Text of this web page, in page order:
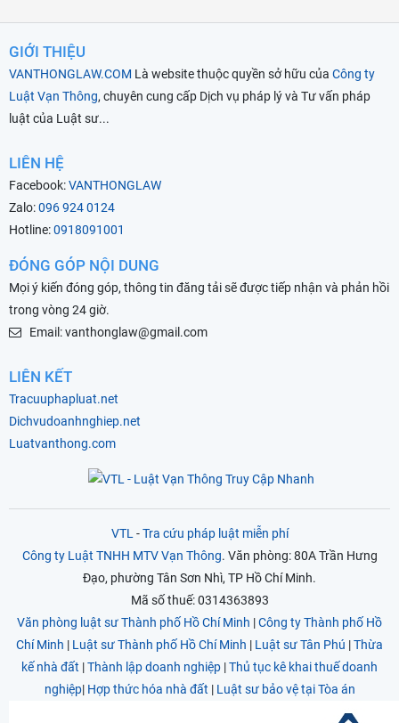
GIỚI THIỆU
VANTHONGLAW.COM Là website thuộc quyền sở hữu của Công ty
Luật Vạn Thông, chuyên cung cấp Dịch vụ pháp lý và Tư vấn pháp
luật của Luật sư...
LIÊN HỆ
Facebook:VANTHONGLAW
Zalo:096 924 0124
Hotline:0918091001
ĐÓNG GÓP NỘI DUNG
Mọi ý kiến đóng góp, thông tin đăng tải sẽ được tiếp nhận và phản hồi
trong vòng 24 giờ.
Email: vanthonglaw@gmail.com
LIÊN KẾT
Tracuuphapluat.net
Dichvudoanhnghiep.net
Luatvanthong.com
VTL -Tra cứu pháp luật miễn phí
Công ty Luật TNHH MTV Vạn Thông. Văn phòng: 80A Trần Hưng
Đạo, phường Tân Sơn Nhì, TP Hồ Chí Minh.
Mã số thuế: 0314363893
Văn phòng luật sư Thành phố Hồ Chí Minh |Công ty Thành phố Hồ
Chí Minh | Luật sư Thành phố Hồ Chí Minh | Luật sư Tân Phú |Thừa
kế nhà đất |Thành lập doanh nghiệp |Thủ tục kê khai thuế doanh
nghiệp| Hợp thức hóa nhà đất | Luật sư bảo vệ tại Tòa án